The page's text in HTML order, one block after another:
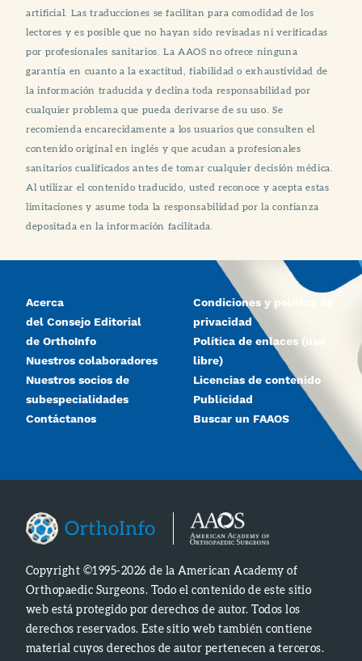
artificial. Las traducciones se facilitan para comodidad de los
lectores y es posible que no hayan sido revisadas ni verificadas
por profesionales sanitarios. La AAOS no ofrece ninguna
garantía en cuanto a la exactitud, fiabilidad o exhaustividad de
la información traducida y declina toda responsabilidad por
cualquier problema que pueda derivarse de su uso. Se
recomienda encarecidamente a los usuarios que consulten el
contenido original en inglés y que acudan a profesionales
sanitarios cualificados antes de tomar cualquier decisión médica.
Al utilizar el contenido traducido, usted reconoce y acepta estas
limitaciones y asume toda la responsabilidad por la confianza
depositada en la información facilitada.
Acerca
del Consejo Editorial
de OrthoInfo
Nuestros colaboradores
Nuestros socios de
subespecialidades
Contáctanos
Condiciones y política de
privacidad
Política de enlaces (uso
libre)
Licencias de contenido
Publicidad
Buscar un FAAOS
Copyright ©1995-2026 de la American Academy of
Orthopaedic Surgeons. Todo el contenido de este sitio
web está protegido por derechos de autor. Todos los
derechos reservados. Este sitio web también contiene
material cuyos derechos de autor pertenecen a terceros.